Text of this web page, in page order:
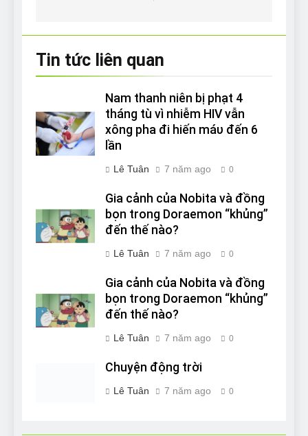
Tin tức liên quan
Nam thanh niên bị phạt 4
tháng tù vì nhiễm HIV vẫn
xông pha đi hiến máυ đến 6
lần
Lê Tuân 7 năm ago 0
Gia cảnh của Nobita và đồng
bọn trong Doraemon “khủng”
đến thế nào?
Lê Tuân 7 năm ago 0
Gia cảnh của Nobita và đồng
bọn trong Doraemon “khủng”
đến thế nào?
Lê Tuân 7 năm ago 0
Chuyện động trời
Lê Tuân 7 năm ago 0